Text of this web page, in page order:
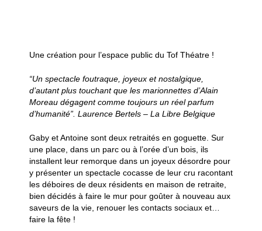
Une création pour l’espace public du Tof Théatre !
“Un spectacle foutraque, joyeux et nostalgique,
d’autant plus touchant que les marionnettes d’Alain
Moreau dégagent comme toujours un réel parfum
d’humanité”. Laurence Bertels – La Libre Belgique
Gaby et Antoine sont deux retraités en goguette. Sur
une place, dans un parc ou à l’orée d’un bois, ils
installent leur remorque dans un joyeux désordre pour
y présenter un spectacle cocasse de leur cru racontant
les déboires de deux résidents en maison de retraite,
bien décidés à faire le mur pour goûter à nouveau aux
saveurs de la vie, renouer les contacts sociaux et…
faire la fête !